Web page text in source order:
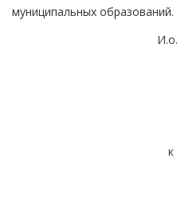
муниципальных образований.